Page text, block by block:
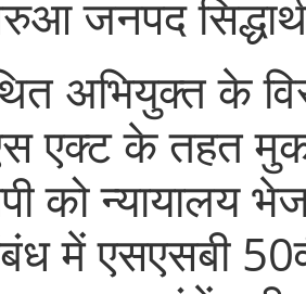
जनपद
अभियुक्त के
एक्ट के तहत
को न्यायालय
में एसएसबी